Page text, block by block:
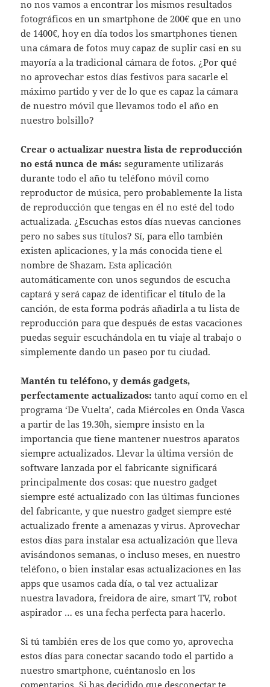
no nos vamos a encontrar los mismos resultados
fotográficos en un smartphone de 200€ que en uno
de 1400€, hoy en día todos los smartphones tienen
una cámara de fotos muy capaz de suplir casi en su
mayoría a la tradicional cámara de fotos. ¿Por qué
no aprovechar estos días festivos para sacarle el
máximo partido y ver de lo que es capaz la cámara
de nuestro móvil que llevamos todo el año en
nuestro bolsillo?
Crear o actualizar nuestra lista de reproducción
no está nunca de más: seguramente utilizarás
durante todo el a´ño tu teléfono móvil como
reproductor de música, pero probablemente la lista
de reproducción que tengas en él no esté del todo
actualizada. ¿Escuchas estos días nuevas canciones
pero no sabes sus títulos? Sí, para ello también
existen aplicaciones, y la más conocida tiene el
nombre de Shazam. Esta aplicación
automáticamente con unos segundos de escucha
captará y será capaz de identificar el título de la
canción, de esta forma podrás añadirla a tu lista de
reproducción para que después de estas vacaciones
puedas seguir escuchándola en tu viaje al trabajo o
simplemente dando un paseo por tu ciudad.
Mantén tu teléfono, y demás gadgets,
perfectamente actualizados: tanto aquí como en el
programa ‘De Vuelta’, cada Miércoles en Onda Vasca
a partir de las 19.30h, siempre insisto en la
importancia que tiene mantener nuestros aparatos
siempre actualizados. Llevar la última versión de
software lanzada por el fabricante significará
principalmente dos cosas: que nuestro gadget
siempre esté actualizado con las últimas funciones
del fabricante, y que nuestro gadget siempre esté
actualizado frente a amenazas y virus. Aprovechar
estos días para instalar esa actualización que lleva
avisándonos semanas, o incluso meses, en nuestro
teléfono, o bien instalar esas actualizaciones en las
apps que usamos cada día, o tal vez actualizar
nuestra lavadora, freidora de aire, smart TV, robot
aspirador … es una fecha perfecta para hacerlo.
Si tú también eres de los que como yo, aprovecha
estos días para conectar sacando todo el partido a
nuestro smartphone, cuéntanoslo en los
comentarios. Si has decidido que desconectar te